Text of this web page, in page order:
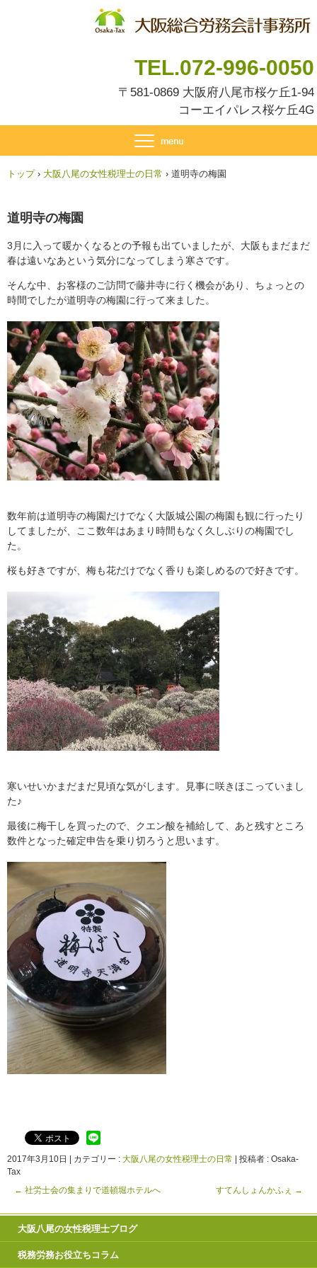
TEL.072-996-0050
〒581-0869 大阪府八尾市桜ケ丘1-94
コーエイパレス桜ケ丘4G
トップ › 大阪八尾の女性税理士の日常 › 道明寺の梅園
道明寺の梅園
3月に入って暖かくなるとの予報も出ていましたが、大阪もまだまだ
春は遠いなあという気分になってしまう寒さです。
そんな中、お客様のご訪問で藤井寺に行く機会があり、ちょっとの
時間でしたが道明寺の梅園に行って来ました。
数年前は道明寺の梅園だけでなく大阪城公園の梅園も観に行ったり
してましたが、ここ数年はあまり時間もなく久しぶりの梅園でし
た。
桜も好きですが、梅も花だけでなく香りも楽しめるので好きです。
寒いせいかまだまだ見頃な気がします。見事に咲きほこっていまし
た♪
最後に梅干しを買ったので、クエン酸を補給して、あと残すところ
数件となった確定申告を乗り切ろうと思います。
2017年3月10日 カテゴリー : 大阪八尾の女性税理士の日常
投稿者 : Osaka-
Tax
← 社労士会の集まりで道頓堀ホテルへ すてんしょんかふぇ →
大阪八尾の女性税理士ブログ
税務労務お役立ちコラム